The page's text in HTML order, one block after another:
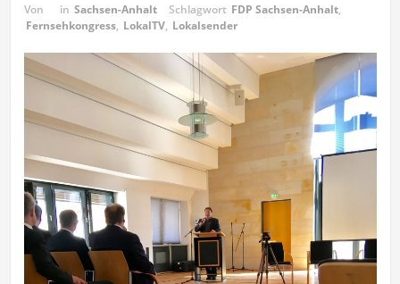
Von in Sachsen-Anhalt Schlagwort FDP Sachsen-Anhalt,
Fernsehkongress, LokalTV, Lokalsender